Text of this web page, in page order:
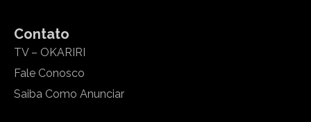
Contato
TV – OKARIRI
Fale Conosco
Saiba Como Anunciar